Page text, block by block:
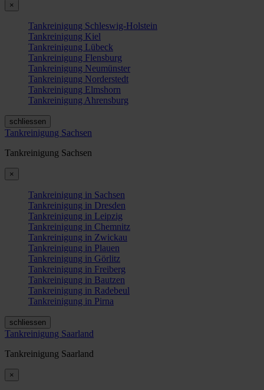
×
Tankreinigung Schleswig-Holstein
Tankreinigung Kiel
Tankreinigung Lübeck
Tankreinigung Flensburg
Tankreinigung Neumünster
Tankreinigung Norderstedt
Tankreinigung Elmshorn
Tankreinigung Ahrensburg
schliessen
Tankreinigung Sachsen
Tankreinigung Sachsen
×
Tankreinigung in Sachsen
Tankreinigung in Dresden
Tankreinigung in Leipzig
Tankreinigung in Chemnitz
Tankreinigung in Zwickau
Tankreinigung in Plauen
Tankreinigung in Görlitz
Tankreinigung in Freiberg
Tankreinigung in Bautzen
Tankreinigung in Radebeul
Tankreinigung in Pirna
schliessen
Tankreinigung Saarland
Tankreinigung Saarland
×